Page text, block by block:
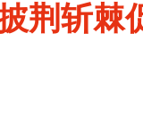
荆斩棘